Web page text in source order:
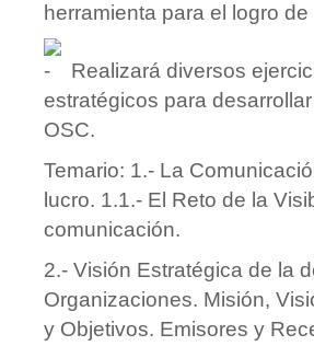
herramienta para el logro
Realizará diversos
estratégicos para
OSC.
Temario: 1.- La
lucro. 1.1.- El Reto de la
comunicación.
2.- Visión Estratégica de la
Organizaciones. Misión,
y Objetivos. Emisores y